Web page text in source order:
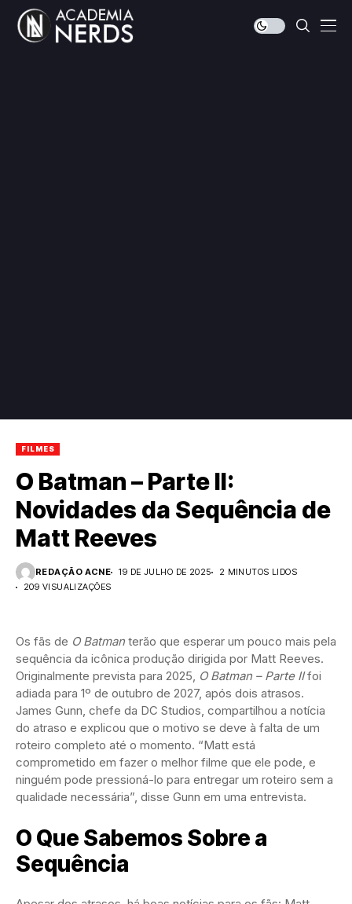
FILMES
O Batman – Parte II:
Novidades da Sequência de
Matt Reeves
REDAÇÃO ACNE 19 DE JULHO DE 2025
2 MINUTOS LIDOS
209 VISUALIZAÇÕES
Os fãs de O Batman terão que esperar um pouco mais pela
sequência da icônica produção dirigida por Matt Reeves.
Originalmente prevista para 2025, O Batman – Parte IIfoi
adiada para 1º de outubro de 2027, após dois atrasos.
James Gunn, chefe da DC Studios, compartilhou a notícia
do atraso e explicou que o motivo se deve à falta de um
roteiro completo até o momento. “Matt está
comprometido em fazer o melhor filme que ele pode, e
ninguém pode pressioná-lo para entregar um roteiro sem a
qualidade necessária”, disse Gunn em uma entrevista.
O Que Sabemos Sobre a
Sequência